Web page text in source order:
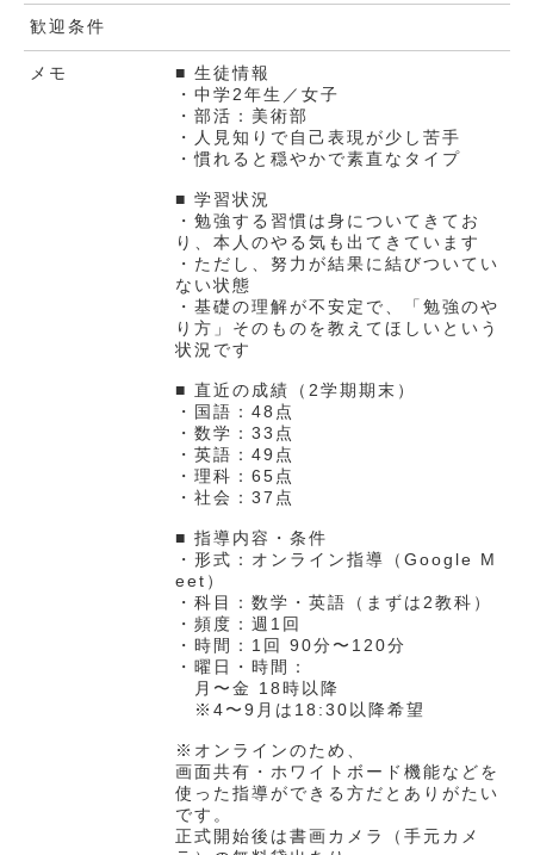
歓迎条件
メモ
■ 生徒情報
・中学2年生／女子
・部活：美術部
・人見知りで自己表現が少し苦手
・慣れると穏やかで素直なタイプ
■ 学習状況
・勉強する習慣は身についてきてお
り、本人のやる気も出てきています
・ただし、努力が結果に結びついてい
ない状態
・基礎の理解が不安定で、「勉強のや
り方」そのものを教えてほしいという
状況です
■ 直近の成績（2学期期末）
・国語：48点
・数学：33点
・英語：49点
・理科：65点
・社会：37点
■ 指導内容・条件
・形式：オンライン指導（Google M
eet）
・科目：数学・英語（まずは2教科）
・頻度：週1回
・時間：1回 90分〜120分
・曜日・時間：
月〜金 18時以降
※4〜9月は18:30以降希望
※オンラインのため、
画面共有・ホワイトボード機能などを
使った指導ができる方だとありがたい
です。
正式開始後は書画カメラ（手元カメ